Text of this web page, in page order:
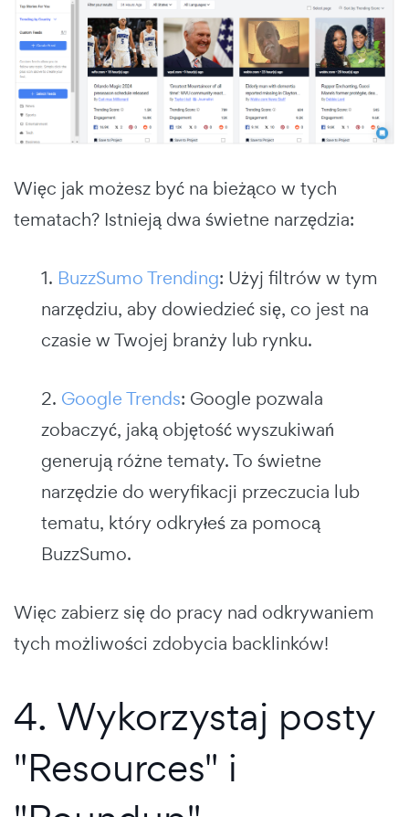
Więc jak możesz być na bieżąco w tych
tematach? Istnieją dwa świetne narzędzia:
1. BuzzSumo Trending: Użyj filtrów w tym
narzędziu, aby dowiedzieć się, co jest na
czasie w Twojej branży lub rynku.
2. Google Trends: Google pozwala
zobaczyć, jaką objętość wyszukiwań
generują różne tematy. To świetne
narzędzie do weryfikacji przeczucia lub
tematu, który odkryłeś za pomocą
BuzzSumo.
Więc zabierz się do pracy nad odkrywaniem
tych możliwości zdobycia backlinków!
4. Wykorzystaj posty
"Resources" i